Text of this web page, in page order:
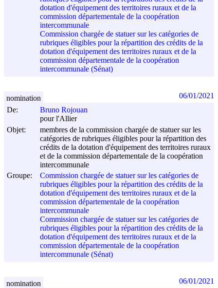
dotation d'équipement des territoires ruraux et de la
commission départementale de la coopération
intercommunale
Commission chargée de statuer sur les catégories de
rubriques éligibles pour la répartition des crédits de la
dotation d'équipement des territoires ruraux et de la
commission départementale de la coopération
intercommunale (Sénat)
De:
Bruno Rojouan
pour l'Allier
Objet:
membres de la commission chargée de statuer sur les
catégories de rubriques éligibles pour la répartition des
crédits de la dotation d'équipement des territoires ruraux
et de la commission départementale de la coopération
intercommunale
Groupe:
Commission chargée de statuer sur les catégories de
rubriques éligibles pour la répartition des crédits de la
dotation d'équipement des territoires ruraux et de la
commission départementale de la coopération
intercommunale
Commission chargée de statuer sur les catégories de
rubriques éligibles pour la répartition des crédits de la
dotation d'équipement des territoires ruraux et de la
commission départementale de la coopération
intercommunale (Sénat)
nomination 06/01/2021
nomination 06/01/2021